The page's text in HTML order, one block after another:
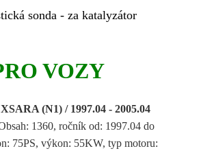
sonda - za katalyzátor
VOZY
(N1) / 1997.04 - 2005.04
1360, ročník od: 1997.04 do
75PS, výkon: 55KW, typ motoru: